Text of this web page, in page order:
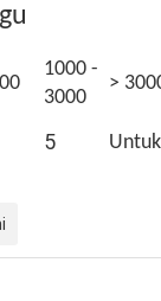
ringan
Digital
1000 -
3000
>
5